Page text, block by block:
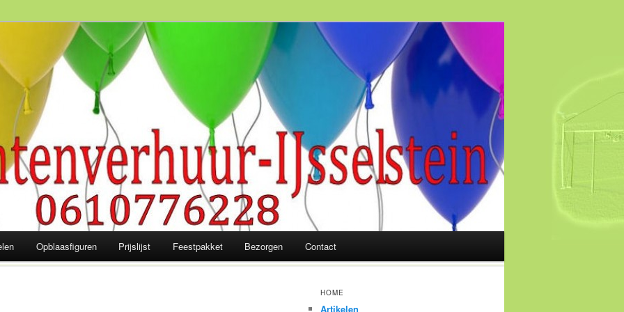
feest! 06-10 77 62 28
Opblaasfiguren Prijslijst Feestpakket Bezorgen Contact
HOME
Artikelen